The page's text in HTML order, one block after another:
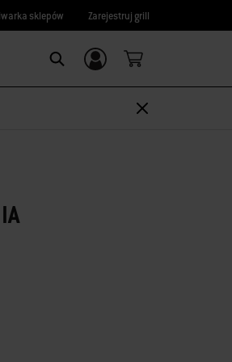
sklepów Zarejestruj grill
Logowanie/
rejestracja